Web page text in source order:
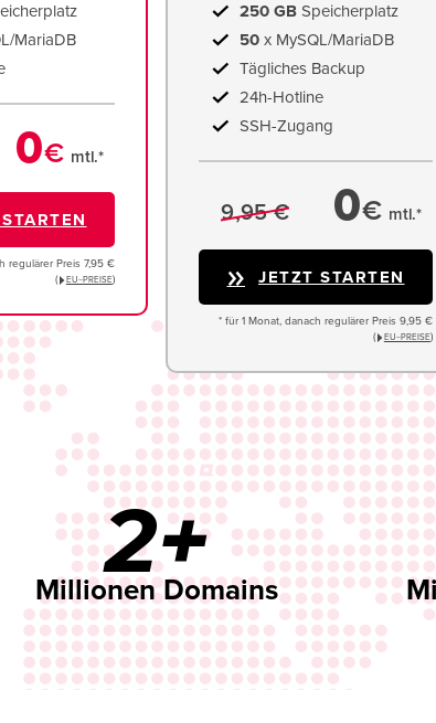
MariaDB
0€ mtl.*
regulärer Preis 7,95 €
(
EU−PREISE)
250 GB Speicherplatz
50 x MySQL/MariaDB
Tägliches Backup
24h-Hotline
SSH-Zugang
9,95 € 0€ mtl.*
JETZT STARTEN
* für 1 Monat, danach regulärer Preis 9,95 €
(
EU−PREISE)
2+
Millionen Domains